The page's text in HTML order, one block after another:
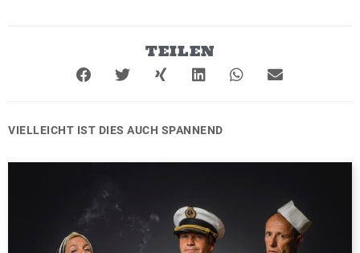
TEILEN
VIELLEICHT IST DIES AUCH SPANNEND